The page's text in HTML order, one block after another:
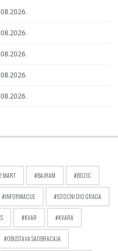
BAJRAM BOZIC
INFORMACIJE ISTOCNI DIO GRADA
KVAR KVARA
OBUSTAVA SAOBRACAJA